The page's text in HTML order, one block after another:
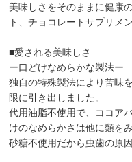
美味しさをそのままに健康
ト、チョコレートサプリメ
■愛される美味しさ
ー口どけなめらかな製法ー
独自の特殊製法により苦味
限に引き出しました。
代用油脂不使用で、ココア
けのなめらかさは他に類を
砂糖不使用だから虫歯の原